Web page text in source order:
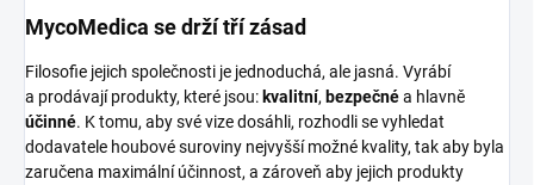
MycoMedica se drží tří zásad
Filosofie jejich společnosti je jednoduchá, ale jasná. Vyrábí
a prodávají produkty, které jsou: kvalitní, bezpečnéa hlavně
účinné. K tomu, aby své vize dosáhli, rozhodli se vyhledat
dodavatele houbové suroviny nejvyšší možné kvality, tak aby byla
zaručena maximální účinnost, a zároveň aby jejich produkty